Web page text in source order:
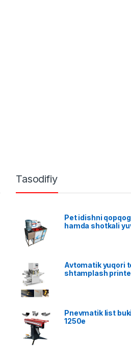
Tasodifiy
Pet idishni
hamda shotkali
Avtomatik yuqori
shtamplash
Pnevmatik list
1250e